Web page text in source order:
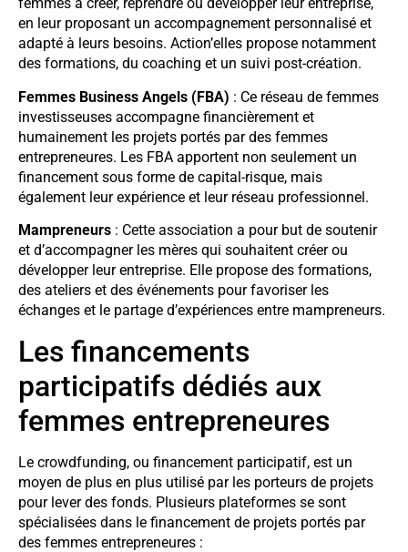
femmes à créer, reprendre ou développer leur entreprise,
en leur proposant un accompagnement personnalisé et
adapté à leurs besoins. Action’elles propose notamment
des formations, du coaching et un suivi post-création.
Femmes Business Angels (FBA) : Ce réseau de femmes
investisseuses accompagne financièrement et
humainement les projets portés par des femmes
entrepreneures. Les FBA apportent non seulement un
financement sous forme de capital-risque, mais
également leur expérience et leur réseau professionnel.
Mampreneurs : Cette association a pour but de soutenir
et d’accompagner les mères qui souhaitent créer ou
développer leur entreprise. Elle propose des formations,
des ateliers et des événements pour favoriser les
échanges et le partage d’expériences entre mampreneurs.
Les financements
participatifs dédiés aux
femmes entrepreneures
Le crowdfunding, ou financement participatif, est un
moyen de plus en plus utilisé par les porteurs de projets
pour lever des fonds. Plusieurs plateformes se sont
spécialisées dans le financement de projets portés par
des femmes entrepreneures :